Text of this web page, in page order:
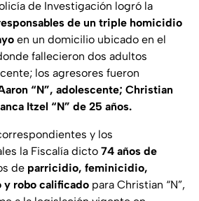
de Investigación logró la
de un triple homicidio
en un domicilio ubicado en el
fallecieron dos adultos
los agresores fueron
“N”, adolescente; Christian
Itzel “N” de 25 años.
y los
la Fiscalía dicto 74 años de
de parricidio, feminicidio,
robo calificado para Christian “N”,